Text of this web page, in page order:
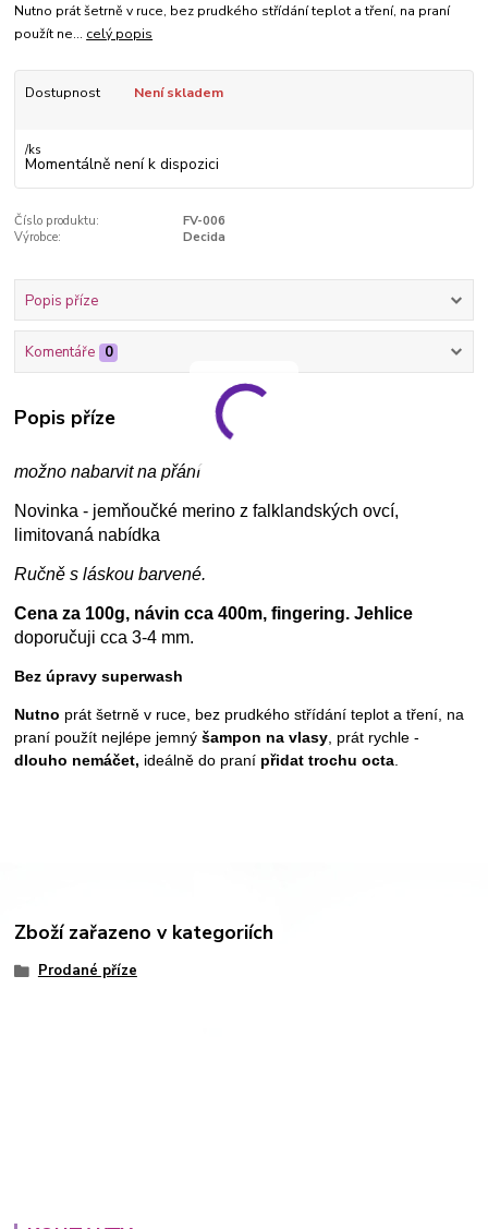
Nutno prát šetrně v ruce, bez prudkého střídání teplot a tření, na praní
použít ne... celý popis
Dostupnost Není skladem
/ks
Momentálně není k dispozici
Číslo produktu:
FV-006
Výrobce:
Decida
Popis příze
Komentáře 0
Popis příze
možno nabarvit na přání
Novinka - jemňoučké merino z falklandských ovcí,
limitovaná nabídka
Ručně s láskoubarvené.
Cena za 100g, návin cca 400m, fingering. Jehlice
doporučuji cca 3-4 mm.
Bez úpravy superwash
Nutno prát šetrně v ruce, bez prudkého střídání teplot a tření, na
praní použít nejlépe jemnýšampon na vlasy, prát rychle -
dlouho nemáčet, ideálně do praní přidat trochu octa.
Zboží zařazeno v kategoriích
Prodané příze